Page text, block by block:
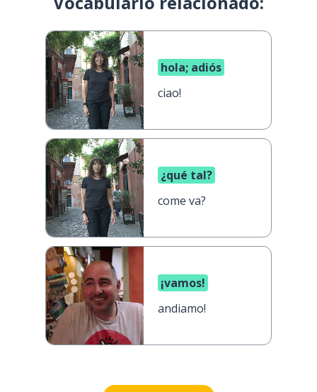
hola; adiós
ciao!
¿qué tal?
come va?
¡vamos!
andiamo!